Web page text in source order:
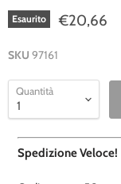
Esaurito €20,66
SKU 97161
Quantità
Spedizione Veloce!